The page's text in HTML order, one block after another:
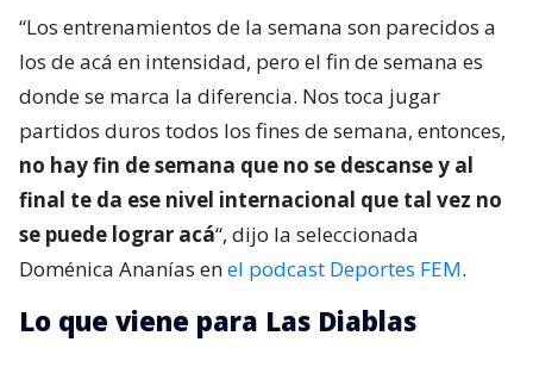
“Los entrenamientos de la semana son parecidos a
los de acá en intensidad, pero el fin de semana es
donde se marca la diferencia. Nos toca jugar
partidos duros todos los fines de semana, entonces,
no hay fin de semana que no se descanse y al
final te da ese nivel internacional que tal vez no
se puede lograr acá“, dijo la seleccionada
Doménica Ananías enel podcast Deportes FEM.
Lo que viene para Las Diablas